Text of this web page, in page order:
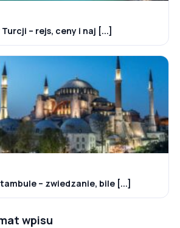
– rejs, ceny i naj [...]
– zwiedzanie, bile [...]
wpisu